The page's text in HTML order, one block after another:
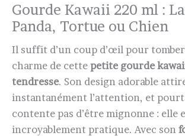
Gourde Kawaii 220 ml :
Panda, Tortue ou Chien
Il suffit d’un coup d’œil pour
charme de cette petite gourde
tendresse. Son design adorable
instantanément l’attention, et
contente pas d’être mignonne : elle
incroyablement pratique. Avec son